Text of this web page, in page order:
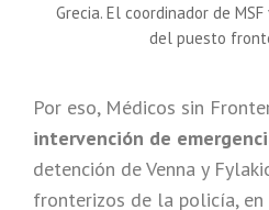
Grecia. El coordinador de
del puesto
Por eso, Médicos sin
intervención de
detención de Venna y
fronterizos de la policía, en